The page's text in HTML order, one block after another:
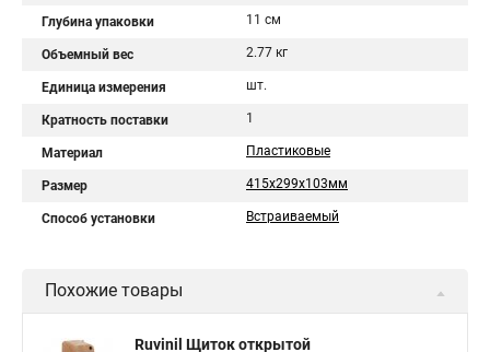
Глубина упаковки 11 см
Объемный вес 2.77 кг
Единица измерения шт.
Кратность поставки 1
Материал Пластиковые
Размер 415х299х103мм
Способ установки Встраиваемый
Похожие товары
Ruvinil Щиток открытой